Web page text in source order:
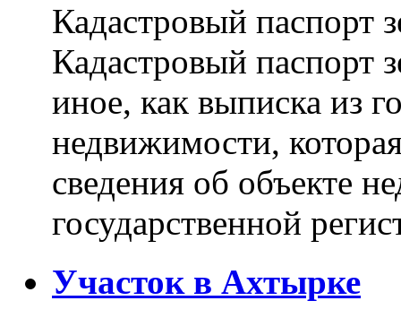
Кадастровый паспорт
Кадастровый паспорт
иное, как выписка из
недвижимости,
сведения об объекте
государственной
Участок в Ахтырке